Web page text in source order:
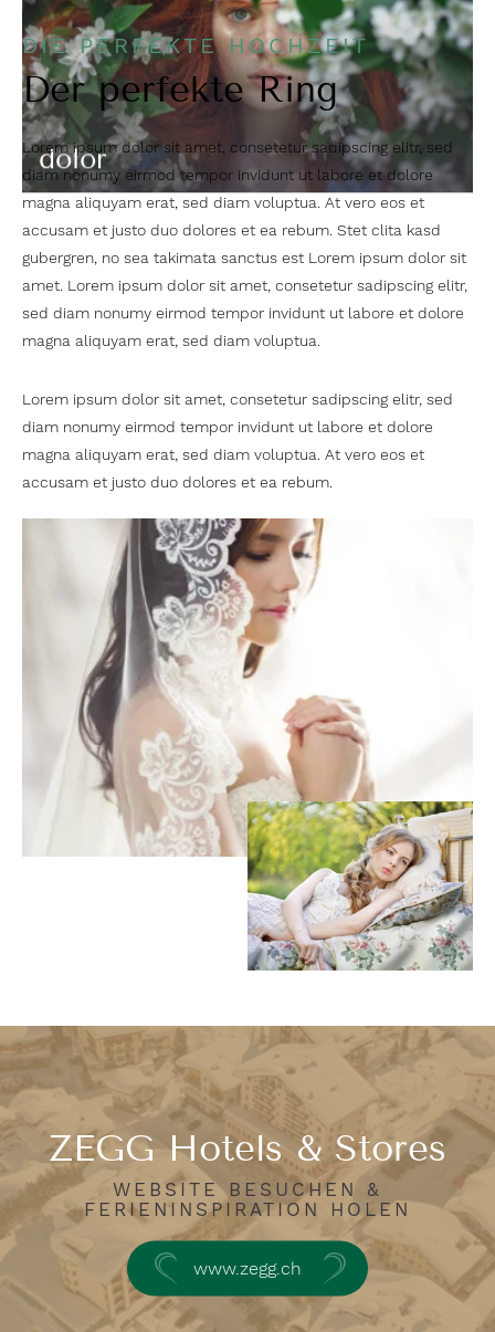
dolor
DIE PERFEKTE HOCHZEIT
Der perfekte Ring
Lorem ipsum dolor sit amet, consetetur sadipscing elitr, sed
diam nonumy eirmod tempor invidunt ut labore et dolore
magna aliquyam erat, sed diam voluptua. At vero eos et
accusam et justo duo dolores et ea rebum. Stet clita kasd
gubergren, no sea takimata sanctus est Lorem ipsum dolor sit
amet. Lorem ipsum dolor sit amet, consetetur sadipscing elitr,
sed diam nonumy eirmod tempor invidunt ut labore et dolore
magna aliquyam erat, sed diam voluptua.
Lorem ipsum dolor sit amet, consetetur sadipscing elitr, sed
diam nonumy eirmod tempor invidunt ut labore et dolore
magna aliquyam erat, sed diam voluptua. At vero eos et
accusam et justo duo dolores et ea rebum.
ZEGG Hotels & Stores
WEBSITE BESUCHEN &
FERIENINSPIRATION HOLEN
www.zegg.ch